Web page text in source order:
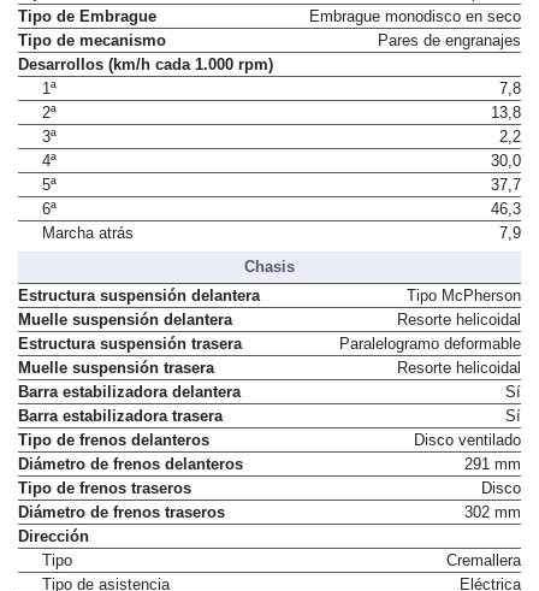
Tipo de mando
No disponible
Tipo de Embrague
Embrague monodisco en seco
Tipo de mecanismo
Desarrollos (km/h cada 1.000 rpm)
1ª
7,8
2ª
13,8
3ª
2,2
4ª
30,0
5ª
37,7
6ª
46,3
Chasis
Estructura suspensión delantera
Tipo McPherson
Muelle suspensión delantera
Resorte helicoidal
Estructura suspensión trasera
Paralelogramo deformable
Muelle suspensión trasera
Resorte helicoidal
Barra estabilizadora delantera
Sí
Barra estabilizadora trasera
Sí
Tipo de frenos delanteros
Disco ventilado
Diámetro de frenos delanteros
291 mm
Tipo de frenos traseros
Disco
Diámetro de frenos traseros
Dirección
Tipo
Cremallera